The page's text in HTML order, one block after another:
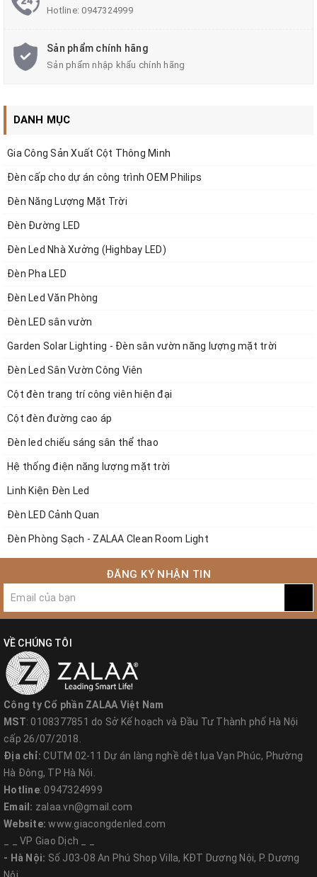
Bộ chuyển đổi nguồn 500w DC12V-AC220V
chuyển đổi năng lượng, biến đổi nguồn điện DC-AC
cung cấp nguồn điện một cách liên tục và ổn định cho
gia đình. Sản phẩm được phân phối bởi Công ty Cổ
Phần ZALAA Việt Nam rất được nhiều khách hàng
1. Những đặc điểm và ứng dụng của bộ chuyển đổi
nguồn thông minh
Bộ chuyển đổi nguồn điện đa dụng
của ZALAA VIệt
Nam được sản xuất trên dây chuyền công nghệ hiện
đại, với các tiêu chí được các bên chức năng kiểm
mặt trờicủa chúng tôi, bạn hoàn toàn yên âm khi sử
dụng với tính hiệu quả và độ an toàn tuyệt đối.
Bộ chuyển đổi nguồn DC-AC 500W hoạt động với
các đặc điểm :
Là bộ chuyển đổi điện (DC-AC) 1 pha có tích lũy
mặt trời >> ắc quy >> điện lưới
Nguyên tắc tự cung tự cấp sử dụng và hòa lưới khi
có dư tải.
Với việc ứng dụng những công nghệ tiên tiến nhất,
bạn hãy yên tâm khi sử dụng những
đổi năng lượngcao cấp của ZALAA.
Hotline:0947324999
Sản phẩm chính hãng
Sản phẩm nhập khẩu chính hãng
DANH MỤC
Gia Công Sản Xuất Cột Thông Minh
Đèn cấp cho dự án công trình OEM Philips
Đèn Năng Lượng Mặt Trời
Đèn Đường LED
Đèn Led Nhà Xưởng (Highbay LED)
Đèn Pha LED
Đèn Led Văn Phòng
Đèn LED sân vườn
Garden Solar Lighting - Đèn sân vườn năng lượng mặt trời
Đèn Led Sân Vườn Công Viên
Cột đèn trang trí công viên hiện đại
Cột đèn đường cao áp
Đèn led chiếu sáng sân thể thao
Hệ thống điện năng lượng mặt trời
Linh Kiện Đèn Led
Đèn LED Cảnh Quan
Đèn Phòng Sạch - ZALAA Clean Room Light
ĐĂNG KÝ NHẬN TIN
VỀ CHÚNG TÔI
Công ty Cổ phần ZALAA Việt Nam
MST: 0108377851 do Sở Kế hoạch và Đầu Tư Thành phố Hà Nội
cấp 26/07/2018.
Địa chỉ: CUTM 02-11 Dự án làng nghề dệt lụa Vạn Phúc, Phường
Hà Đông, TP Hà Nội.
Hotline: 0947324999
Email: zalaa.vn@gmail.com
Website:www.giacongdenled.com
_ _ VP Giao Dịch _ _
- Hà Nội: Số J03-08 An Phú Shop Villa, KĐT Dương Nội, P. Dương